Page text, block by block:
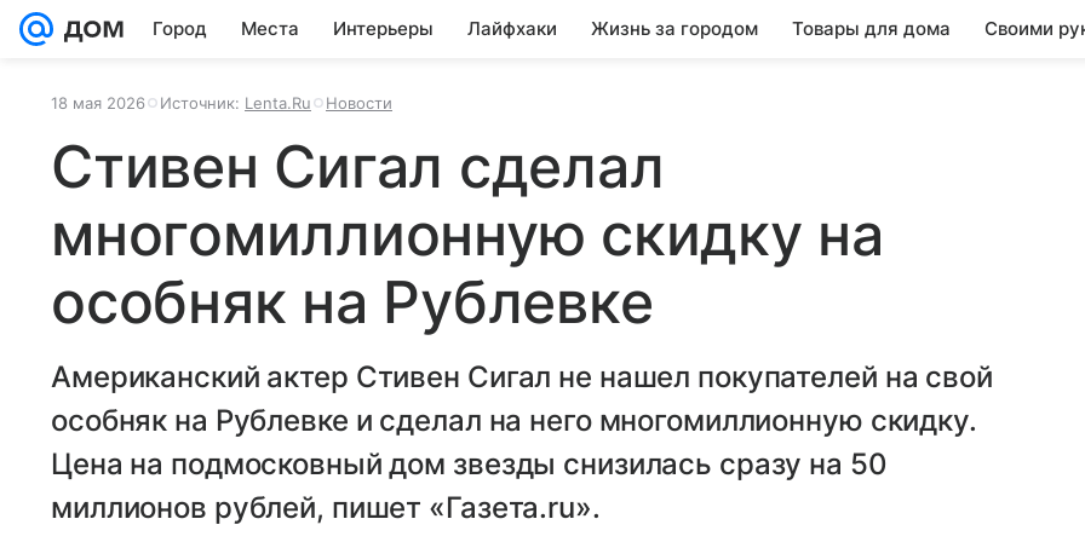
Город Места Интерьеры Лайфхаки Жизнь за городом Товары для дома Своими
18 мая 2026 Источник: Lenta.Ru Новости
Стивен Сигал сделал
многомиллионную скидку на
особняк на Рублевке
Американский актер Стивен Сигал не нашел покупателей на свой
особняк на Рублевке и сделал на него многомиллионную скидку.
Цена на подмосковный дом звезды снизилась сразу на 50
миллионов рублей, пишет «Газета.ru».